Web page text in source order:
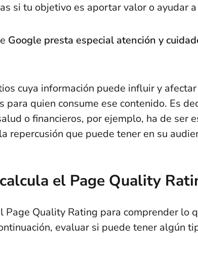
si tu objetivo es aportar valor o ayudar
Google presta especial atención y
cuya información puede influir y
para quien consume ese contenido. Es
o financieros, por ejemplo, ha de ser
repercusión que puede tener en su
el Page Quality
Page Quality Rating para comprender lo
evaluar si puede tener algún